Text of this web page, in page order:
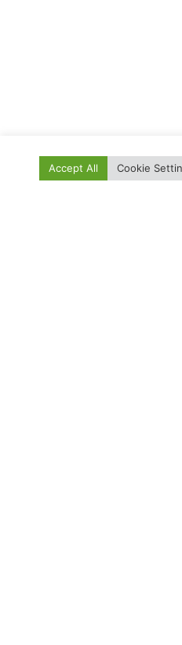
Cookie
Accept All